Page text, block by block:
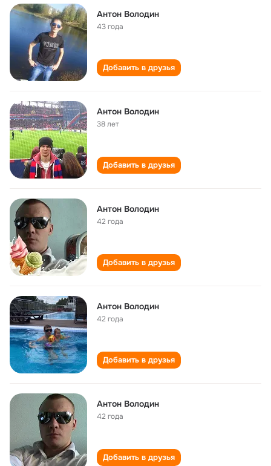
Антон Володин
43 года
Добавить в друзья
Антон Володин
38 лет
Добавить в друзья
Антон Володин
42 года
Добавить в друзья
Антон Володин
42 года
Добавить в друзья
Антон Володин
42 года
Добавить в друзья